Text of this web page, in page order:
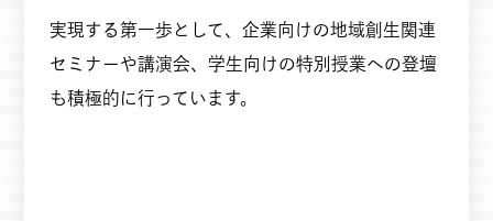
実現する第一歩として、企業向けの地域創生関連
セミナーや講演会、学生向けの特別授業への登壇
も積極的に行っています。